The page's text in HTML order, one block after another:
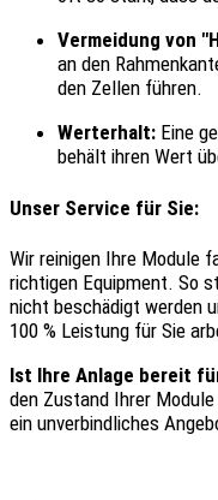
Vermeidung von
an den
den Zellen führen.
Werterhalt: Eine
behält ihren Wert
Unser Service für Sie:
Wir reinigen Ihre Module
richtigen Equipment. So
nicht beschädigt werden
100 % Leistung für Sie
Ist Ihre Anlage bereit
den Zustand Ihrer
ein unverbindliches